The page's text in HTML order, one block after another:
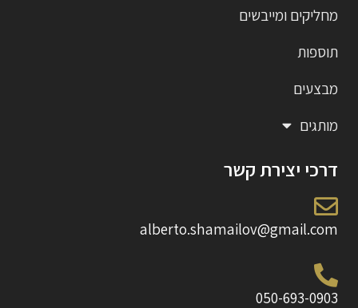
מחליקים ומייבשים
תוספות
מבצעים
מותגים
דרכי יצירת קשר
alberto.shamailov@gmail.com
050-693-0903